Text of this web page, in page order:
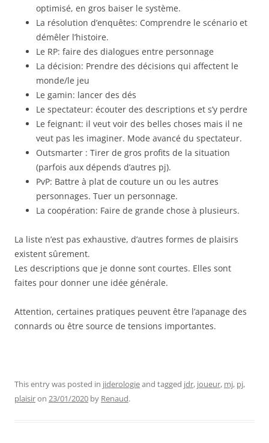
optimisé, en gros baiser le système.
La résolution d’enquêtes: Comprendre le scénario et
démêler l’histoire.
Le RP: faire des dialogues entre personnage
La décision: Prendre des décisions qui affectent le
monde/le jeu
Le gamin: lancer des dés
Le spectateur: écouter des descriptions et s’y perdre
Le feignant: il veut voir des belles choses mais il ne
veut pas les imaginer. Mode avancé du spectateur.
Outsmarter : Tirer de gros profits de la situation
(parfois aux dépends d’autres pj).
PvP: Battre à plat de couture un ou les autres
personnages. Tuer un personnage.
La coopération: Faire de grande chose à plusieurs.
La liste n’est pas exhaustive, d’autres formes de plaisirs
existent sûrement.
Les descriptions que je donne sont courtes. Elles sont
faites pour donner une idée générale.
Attention, certaines pratiques peuvent être l’apanage des
connards ou être source de tensions importantes.
This entry was posted in jiderologieand tagged jdr, joueur, mj, pj,
plaisiron 23/01/2020 by Renaud.